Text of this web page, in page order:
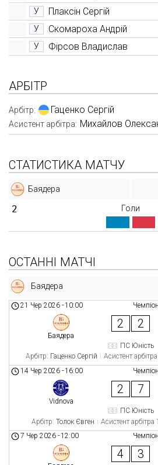
У Плаксін Сергій
У Скомароха Андрій
У Фірсов Владислав
АРБІТР
Арбітр: Гаценко Сергій
Асистент арбітра: Михайлов
СТАТИСТИКА МАТЧУ
Баядера
2 Голи
ОСТАННІ МАТЧІ
Баядера
21 Чер 2026 -10:00
Баядера
2 2
ПС Юність
Арбітр: Гаценко Сергій Асистент
14 Чер 2026 -16:00
Vidnova
2 7
ПС Юність
Арбітр: Толок Євген Асистент арбітра
7 Чер 2026 -12:00
4 3